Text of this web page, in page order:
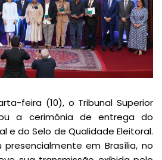
feira (10), o Tribunal Superior
a cerimônia de entrega do
e do Selo de Qualidade Eleitoral.
em Brasília, no